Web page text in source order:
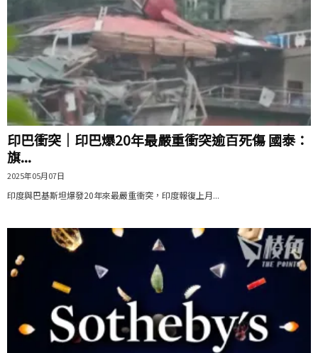
印巴衝突｜印巴爆20年最嚴重衝突逾百死傷 國泰：
旗...
2025年05月07日
印度與巴基斯坦爆發20年來最嚴重衝突，印度報復上月...